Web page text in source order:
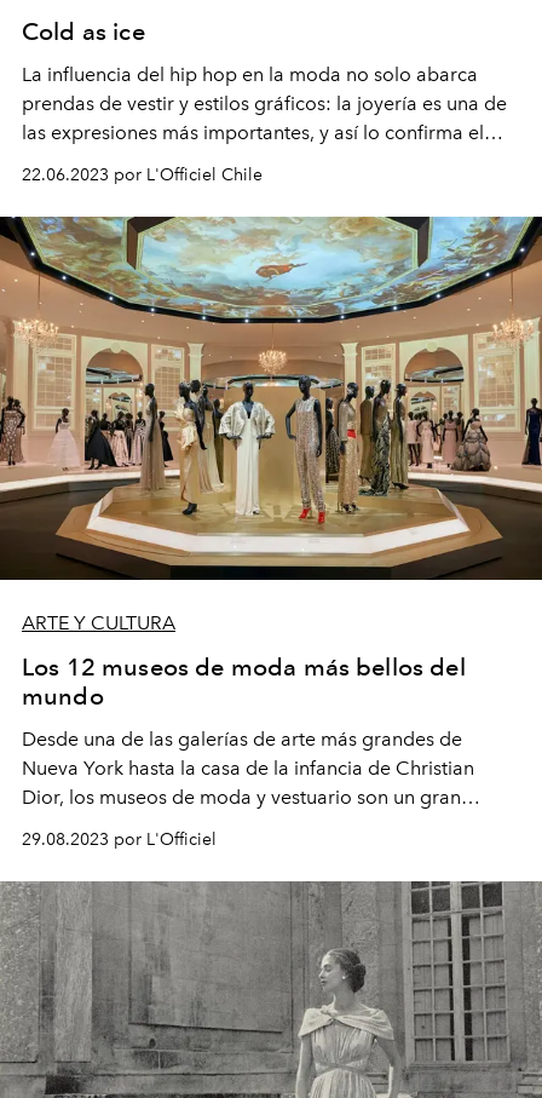
Cold as ice
La influencia del hip hop en la moda no solo abarca
prendas de vestir y estilos gráficos: la joyería es una de
las expresiones más importantes, y así lo confirma el
Ice Cold. A Hip-Hop Jewelry History
22.06.2023 por L'Officiel Chile
ARTE Y CULTURA
Los 12 museos de moda más bellos del
mundo
Desde una de las galerías de arte más grandes de
Nueva York hasta la casa de la infancia de Christian
Dior, los museos de moda y vestuario son un gran
patrimonio de arte, cultura e historia. Para aquellos que
estén planificando unas vacaciones culturales,
L'OFFICIEL ha recopilado los 12 museos más bellos del
mundo para visitar.
29.08.2023 por L'Officiel